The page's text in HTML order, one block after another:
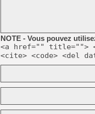
NOTE - Vous pouvez
<a href="" title="">
<cite> <code> <del